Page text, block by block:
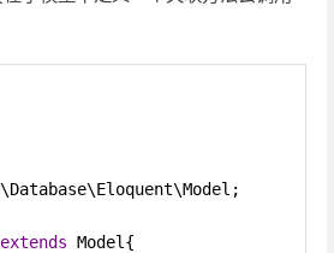
;
extends Model {